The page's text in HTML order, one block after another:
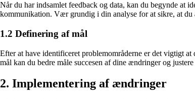
Når du har indsamlet feedback og data, kan du begynde at
kommunikation. Vær grundig i din analyse for at sikre, at du
1.2 Definering af mål
Efter at have identificeret problemområderne er det vigtigt
mål kan du bedre måle succesen af ​​dine ændringer og
2. Implementering af ændringer